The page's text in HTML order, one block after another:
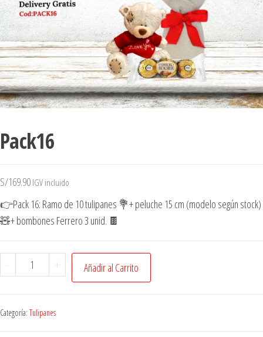
Pack16
S/169.90 IGV incluido
👉Pack 16: Ramo de 10 tulipanes 💐+ peluche 15 cm (modelo según stock)
🧸+ bombones Ferrero 3 unid. 🍫
- + Añadir al Carrito
Categoría: Tulipanes